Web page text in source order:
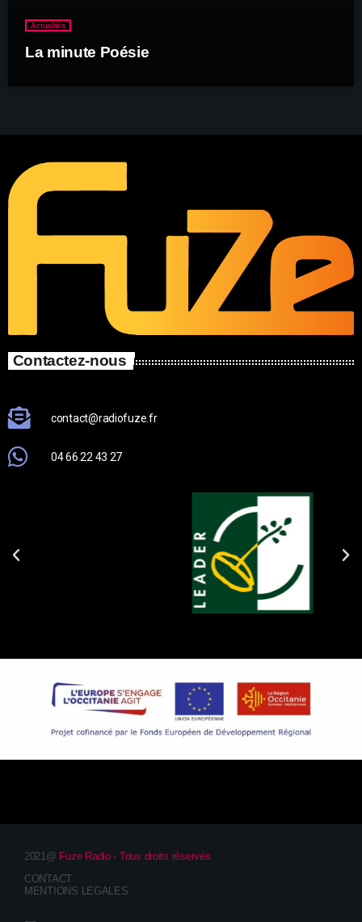
Actualités
La minute Poésie
Contactez-nous
contact@radiofuze.fr
04 66 22 43 27
2021@ Fuze Radio - Tous droits réservés
CONTACT
MENTIONS LÉGALES